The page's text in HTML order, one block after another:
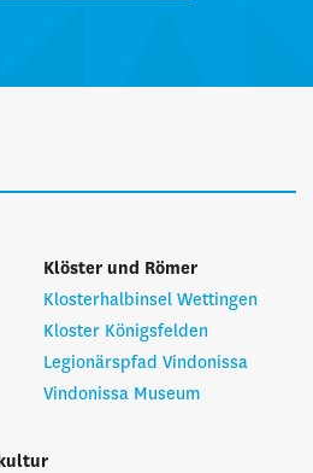
Klöster und Römer
Klosterhalbinsel Wettingen
Kloster Königsfelden
Legionärspfad Vindonissa
Vindonissa Museum